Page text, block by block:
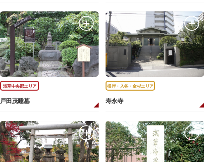
浅草中央部エリア
戸田茂睡墓
根岸・入谷・金杉エリア
寿永寺